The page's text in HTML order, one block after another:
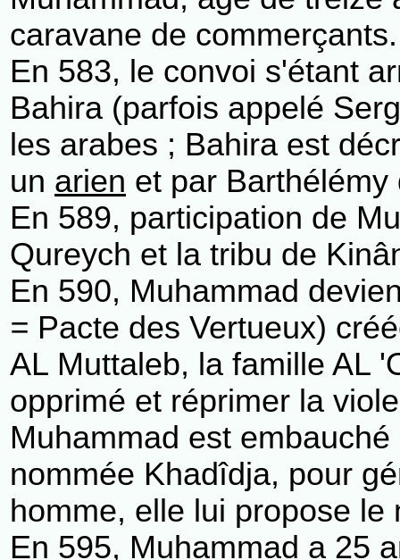
caravane de commerçants.
En 583, le convoi s'étant
Bahira (parfois appelé
les arabes ; Bahira est
un arien et par
En 589, participation de
Qureych et la tribu de
En 590, Muhammad
= Pacte des Vertueux)
AL Muttaleb, la famille AL
opprimé et réprimer la
Muhammad est
nommée Khadîdja, pour
homme, elle lui propose le
En 595, Muhammad a 25